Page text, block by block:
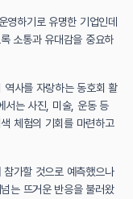
영하기로 유명한 기업인데
소통과 유대감을 중요하
사를 자랑하는 동호회 활
서는 사진, 미술, 운동 등
체험의 기회를 마련하고
가할 것으로 예측했으나
는 뜨거운 반응을 불러왔